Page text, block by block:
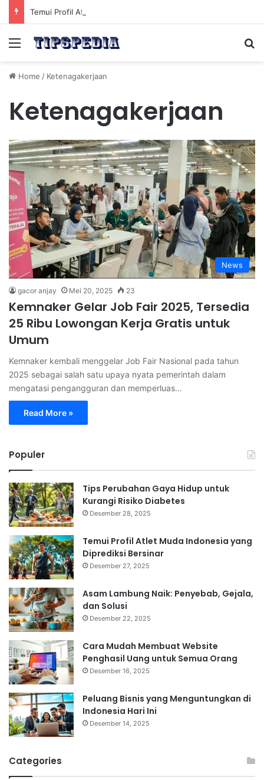
Menu
Home / Ketenagakerjaan
Ketenagakerjaan
News
gacor anjay Mei 20, 2025 23
Kemnaker Gelar Job Fair 2025, Tersedia
25 Ribu Lowongan Kerja Gratis untuk
Umum
Kemnaker kembali menggelar Job Fair Nasional pada tahun
2025 sebagai salah satu upaya nyata pemerintah dalam
mengatasi pengangguran dan memperluas…
Read More »
Populer
Tips Perubahan Gaya Hidup untuk
Kurangi Risiko Diabetes
Desember 28, 2025
Temui Profil Atlet Muda Indonesia yang
Diprediksi Bersinar
Desember 27, 2025
Asam Lambung Naik: Penyebab, Gejala,
dan Solusi
Desember 22, 2025
Cara Mudah Membuat Website
Penghasil Uang untuk Semua Orang
Desember 16, 2025
Peluang Bisnis yang Menguntungkan di
Indonesia Hari Ini
Desember 14, 2025
Categories